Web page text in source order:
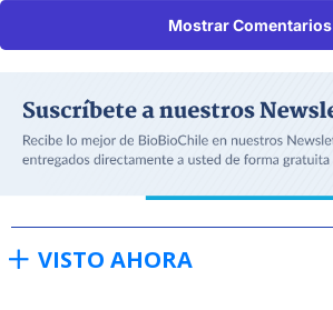
Mostrar Comentarios
VISTO AHORA